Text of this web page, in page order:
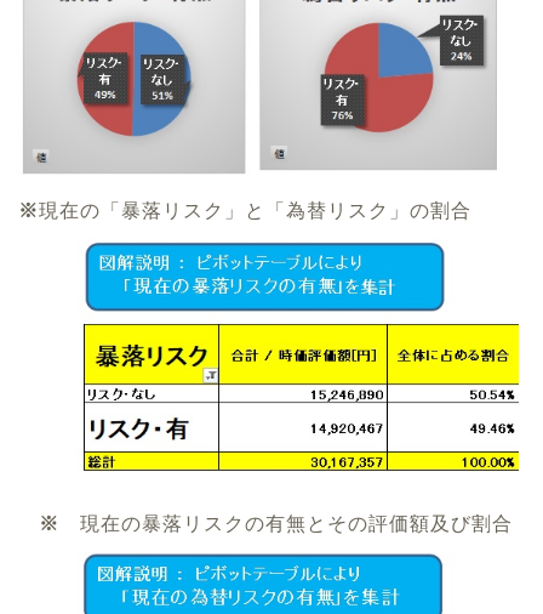
※現在の「暴落リスク」と「為替リスク」の割合
※ 現在の暴落リスクの有無とその評価額及び割合